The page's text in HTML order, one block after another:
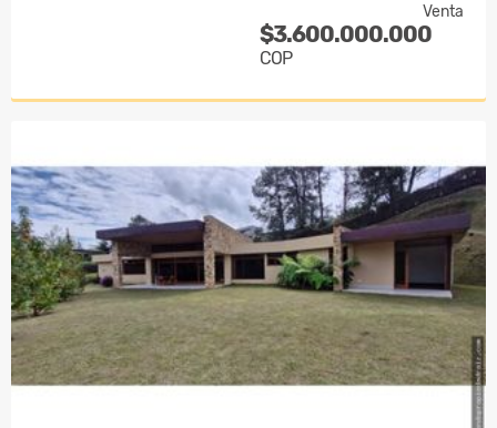
Venta
$3.600.000.000
COP